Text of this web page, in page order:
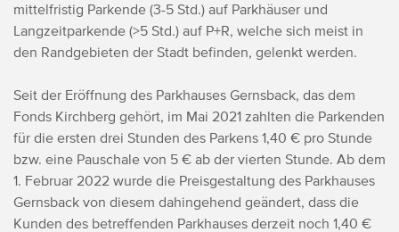
mittelfristig Parkende (3-5 Std.) auf Parkhäuser und
Langzeitparkende (>5 Std.) auf P+R, welche sich meist in
den Randgebieten der Stadt befinden, gelenkt werden.
Seit der Eröffnung des Parkhauses Gernsback, das dem
Fonds Kirchberg gehört, im Mai 2021 zahlten die Parkenden
für die ersten drei Stunden des Parkens 1,40 € pro Stunde
bzw. eine Pauschale von 5 € ab der vierten Stunde. Ab dem
1. Februar 2022 wurde die Preisgestaltung des Parkhauses
Gernsback von diesem dahingehend geändert, dass die
Kunden des betreffenden Parkhauses derzeit noch 1,40 €